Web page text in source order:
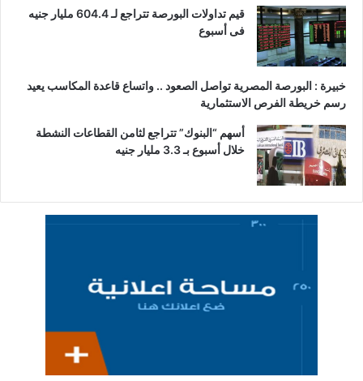
قيم تداولات البورصة تتراجع لـ 604.4 مليار جنيه
فى أسبوع
خبيرة : البورصة المصرية تواصل الصعود .. واتساع قاعدة المكاسب يعيد
رسم خريطة الفرص الاستثمارية
أسهم “البنوك” تتراجع لثامن القطاعات النشطة
خلال أسبوع بـ 3.3 مليار جنيه